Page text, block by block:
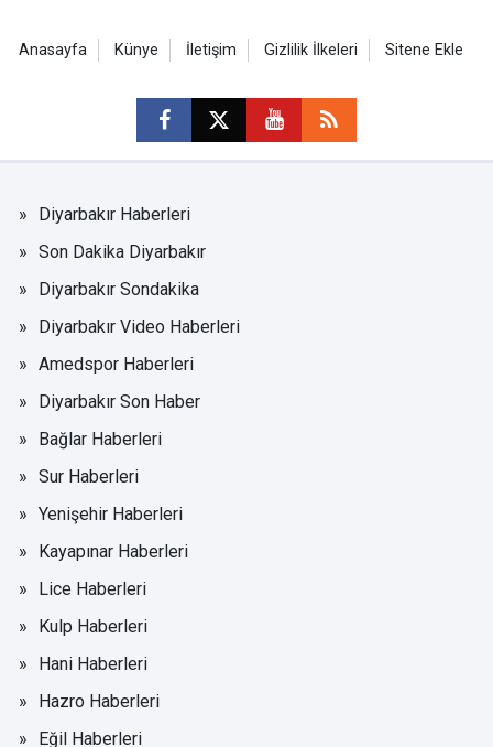
Anasayfa Künye İletişim Gizlilik İlkeleri Sitene Ekle
Diyarbakır Haberleri
Son Dakika Diyarbakır
Diyarbakır Sondakika
Diyarbakır Video Haberleri
Amedspor Haberleri
Diyarbakır Son Haber
Bağlar Haberleri
Sur Haberleri
Yenişehir Haberleri
Kayapınar Haberleri
Lice Haberleri
Kulp Haberleri
Hani Haberleri
Hazro Haberleri
Eğil Haberleri